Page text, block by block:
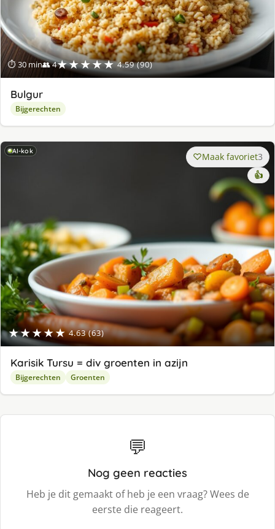
⏱ 30 min👥 4★★★★★ 4.59 (90)
Bulgur
Bijgerechten
AI-kok
★★★★★ 4.63 (63)
Maak favoriet3
👍
Karisik Tursu = div groenten in azijn
Bijgerechten Groenten
💬
Nog geen reacties
Heb je dit gemaakt of heb je een vraag? Wees de
eerste die reageert.